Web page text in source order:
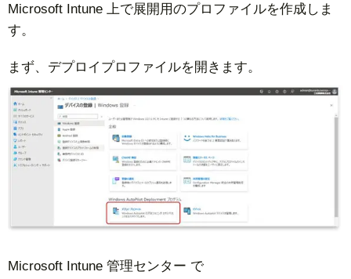
Microsoft Intune 上で展開用のプロファイルを作成しま
す。
まず、デプロイプロファイルを開きます。
Microsoft Intune 管理センター で